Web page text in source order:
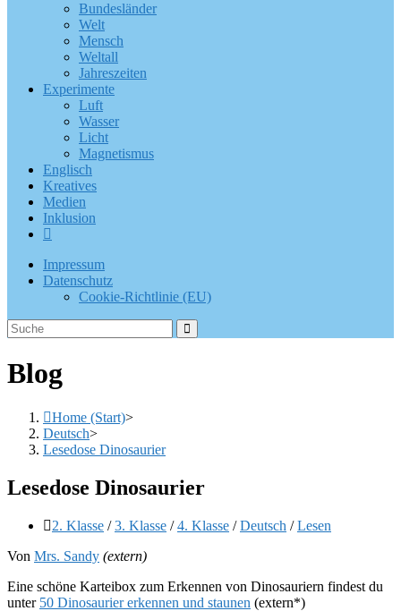
Bundesländer
Welt
Mensch
Weltall
Jahreszeiten
Experimente
Luft
Wasser
Licht
Magnetismus
Englisch
Kreatives
Medien
Inklusion
Impressum
Datenschutz
Cookie-Richtlinie (EU)
Blog
Home (Start)>
Deutsch>
Lesedose Dinosaurier
Lesedose Dinosaurier
Beitrags-
2. Klasse / 3. Klasse / 4. Klasse / Deutsch / Lesen
Von Mrs. Sandy (extern)
Eine schöne Karteibox zum Erkennen von Dinosauriern findest du
unter 50 Dinosaurier erkennen und staunen (extern*)